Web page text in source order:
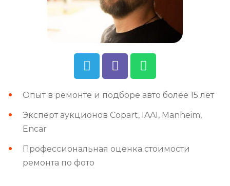
Опыт в ремонте и подборе авто более 15 лет
Эксперт аукционов Copart, IAAI, Manheim,
Encar
Профессиональная оценка стоимости
ремонта по фото